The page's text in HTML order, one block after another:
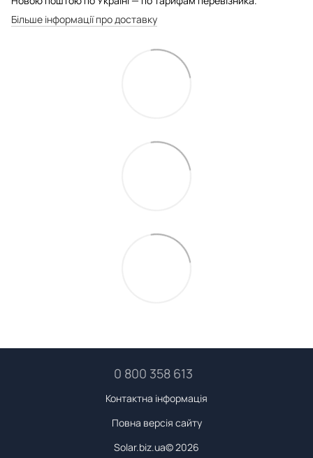
Більше інформації про доставку
0 800 358 613
Контактна інформація
Повна версія сайту
Solar.biz.ua© 2026